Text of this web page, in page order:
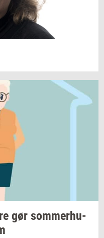
gør som­mer­hu­